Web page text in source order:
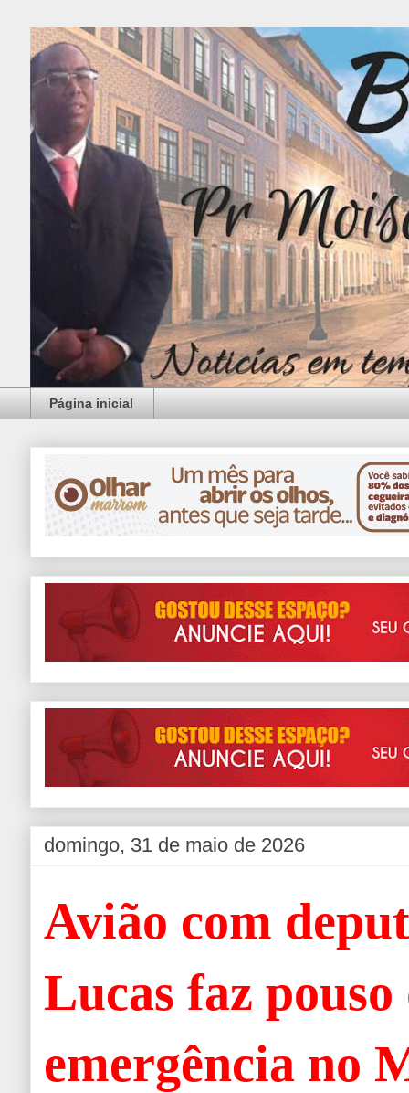
Página inicial
domingo, 31 de maio de 2026
Avião com
Lucas faz pouso
emergência no